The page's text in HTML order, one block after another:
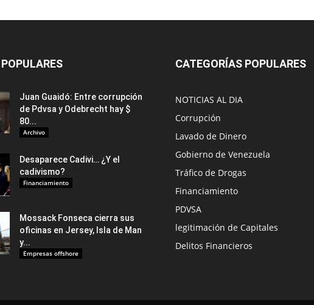
Juan Guaidó: Entre corrupción
de Pdvsa y Odebrecht hay $
80...
Archivo
Desaparece Cadivi… ¿Y el
cadivismo?
Financiamiento
Mossack Fonseca cierra sus
oficinas en Jersey, Isla de Man
y...
Empresas offshore
CATEGORÍAS POPULARES
NOTICIAS AL DIA
Corrupción
Lavado de Dinero
Gobierno de Venezuela
Tráfico de Drogas
Financiamiento
PDVSA
legitimación de Capitales
Delitos Financieros